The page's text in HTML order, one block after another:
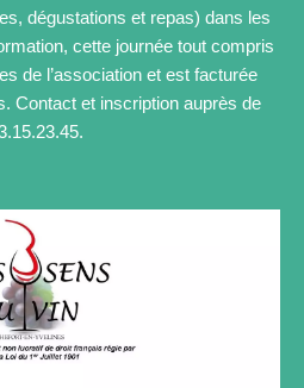
dégustations et repas) dans les
cette journée tout compris
de l’association et est facturée
Contact et inscription auprès de